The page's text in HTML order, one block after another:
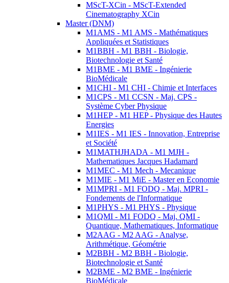
MScT-XCin - MScT-Extended
Cinematography XCin
Master (DNM)
M1AMS - M1 AMS - Mathématiques
Appliquées et Statistiques
M1BBH - M1 BBH - Biologie,
Biotechnologie et Santé
M1BME - M1 BME - Ingénierie
BioMédicale
M1CHI - M1 CHI - Chimie et Interfaces
M1CPS - M1 CCSN - Maj. CPS -
Système Cyber Physique
M1HEP - M1 HEP - Physique des Hautes
Energies
M1IES - M1 IES - Innovation, Entreprise
et Société
M1MATHJHADA - M1 MJH -
Mathematiques Jacques Hadamard
M1MEC - M1 Mech - Mecanique
M1MIE - M1 MiE - Master en Economie
M1MPRI - M1 FODQ - Maj. MPRI -
Fondements de l'Informatique
M1PHYS - M1 PHYS - Physique
M1QMI - M1 FODQ - Maj. QMI -
Quantique, Mathematiques, Informatique
M2AAG - M2 AAG - Analyse,
Arithmétique, Géométrie
M2BBH - M2 BBH - Biologie,
Biotechnologie et Santé
M2BME - M2 BME - Ingénierie
BioMédicale